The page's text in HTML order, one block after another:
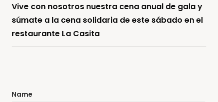
Vive con nosotros nuestra cena anual de gala y
súmate a la cena solidaria de este sábado en el
restaurante La Casita
Name